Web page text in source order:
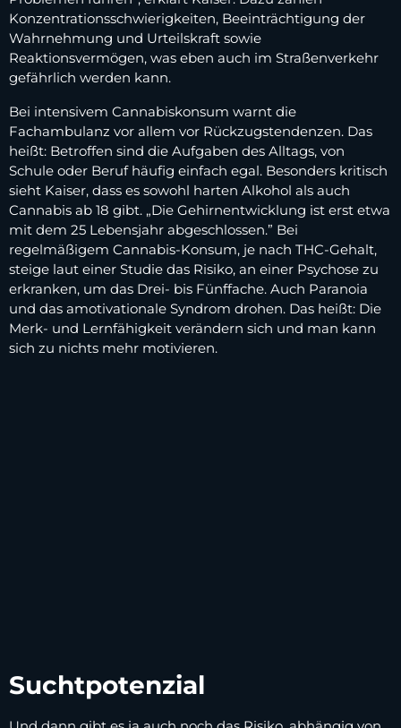
Konzentrationsschwierigkeiten, Beeinträchtigung der
Wahrnehmung und Urteilskraft sowie
Reaktionsvermögen, was eben auch im Straßenverkehr
gefährlich werden kann.
Bei intensivem Cannabiskonsum warnt die
Fachambulanz vor allem vor Rückzugstendenzen. Das
heißt: Betroffen sind die Aufgaben des Alltags, von
Schule oder Beruf häufig einfach egal. Besonders kritisch
sieht Kaiser, dass es sowohl harten Alkohol als auch
Cannabis ab 18 gibt. „Die Gehirnentwicklung ist erst etwa
mit dem 25 Lebensjahr abgeschlossen.” Bei
regelmäßigem Cannabis-Konsum, je nach THC-Gehalt,
steige laut einer Studie das Risiko, an einer Psychose zu
erkranken, um das Drei- bis Fünffache. Auch Paranoia
und das amotivationale Syndrom drohen. Das heißt: Die
Merk- und Lernfähigkeit verändern sich und man kann
sich zu nichts mehr motivieren.
Suchtpotenzial